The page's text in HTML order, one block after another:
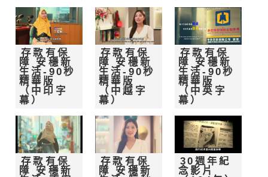
存款有保
障 安穩新
生活-90秒
精華版
（中印字
幕）
存款有保
障 安穩新
生活-90秒
精華版
（中越字
幕）
存款有保
障 安穩新
生活-90秒
精華版
（中英字
幕）
存款有保
障 安穩新
存款有保
障 安穩新
30週年紀
念影片